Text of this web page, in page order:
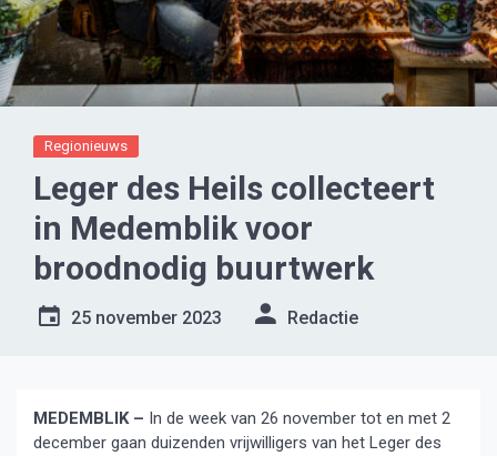
Regionieuws
Leger des Heils collecteert
in Medemblik voor
broodnodig buurtwerk
25 november 2023 Redactie
MEDEMBLIK – In de week van 26 november tot en met 2
december gaan duizenden vrijwilligers van het Leger des